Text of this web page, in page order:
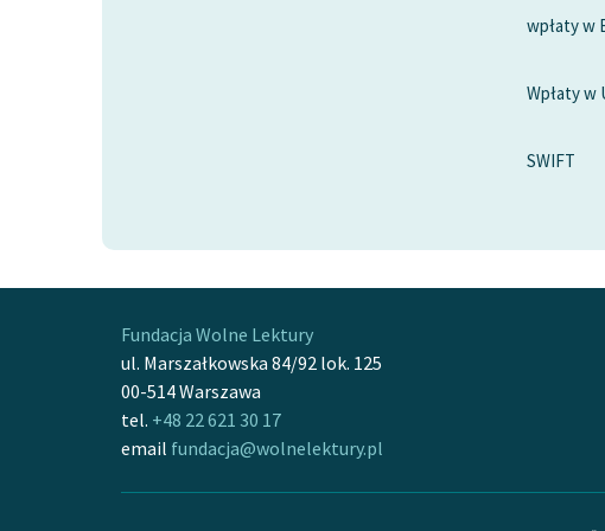
wpłaty w
Wpłaty w
SWIFT
Fundacja Wolne Lektury
ul. Marszałkowska 84/92 lok. 125
00-514 Warszawa
tel. +48 22 621 30 17
email fundacja@wolnelektury.pl